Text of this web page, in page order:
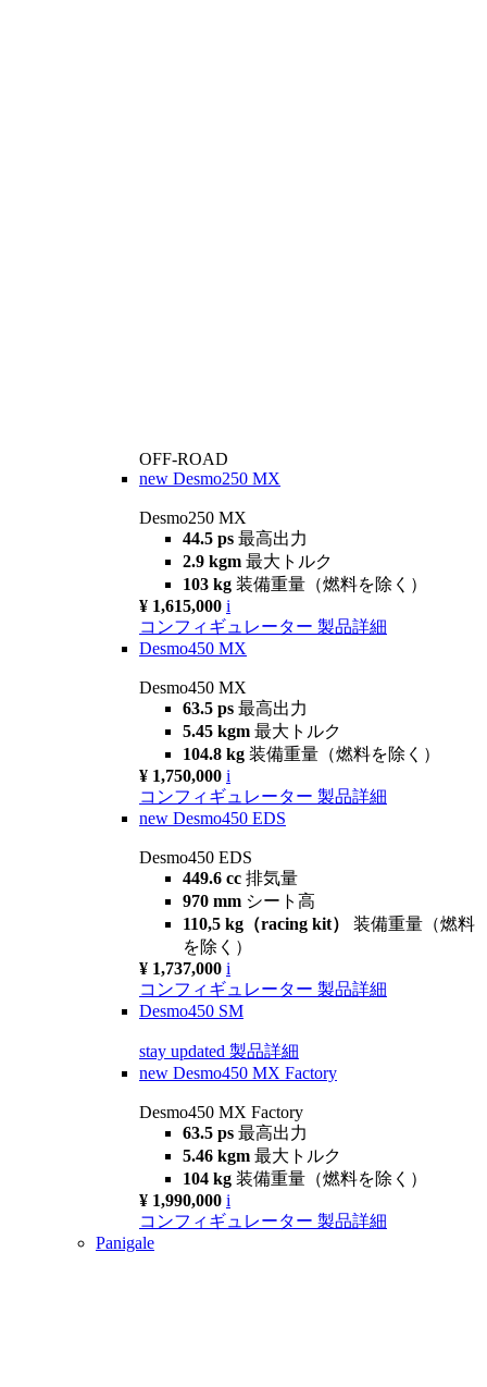
OFF-ROAD
new Desmo250 MX
Desmo250 MX
44.5 ps 最高出力
2.9 kgm 最大トルク
103 kg 装備重量（燃料を除く）
¥ 1,615,000 i
コンフィギュレーター 製品詳細
Desmo450 MX
Desmo450 MX
63.5 ps 最高出力
5.45 kgm 最大トルク
104.8 kg 装備重量（燃料を除く）
¥ 1,750,000 i
コンフィギュレーター 製品詳細
new Desmo450 EDS
Desmo450 EDS
449.6 cc 排気量
970 mm シート高
110,5 kg（racing kit） 装備重量（燃料
を除く）
¥ 1,737,000 i
コンフィギュレーター 製品詳細
Desmo450 SM
stay updated 製品詳細
new Desmo450 MX Factory
Desmo450 MX Factory
63.5 ps 最高出力
5.46 kgm 最大トルク
104 kg 装備重量（燃料を除く）
¥ 1,990,000 i
コンフィギュレーター 製品詳細
Panigale